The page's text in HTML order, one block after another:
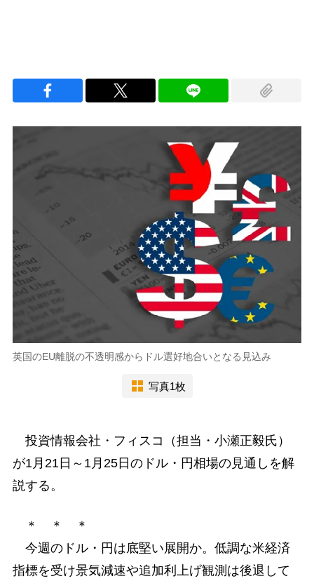
英国のEU離脱の不透明感からドル選好地合いとなる見込み
写真1枚
投資情報会社・フィスコ（担当・小瀬正毅氏）
が1月21日～1月25日のドル・円相場の見通しを解
説する。
＊ ＊ ＊
今週のドル・円は底堅い展開か。低調な米経済
指標を受け景気減速や追加利上げ観測は後退して